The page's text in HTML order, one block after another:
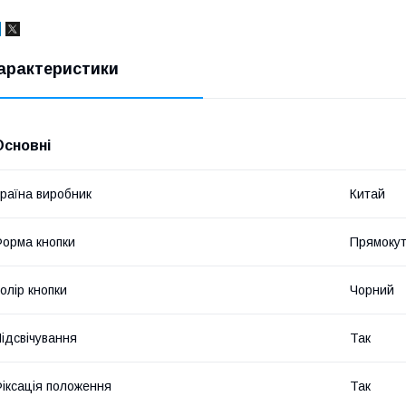
виробник Китай
кнопки
кнопки Чорний
Так
положення Так